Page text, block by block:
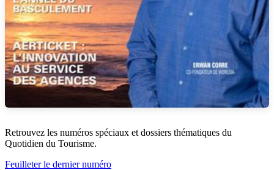
Retrouvez les numéros spéciaux et dossiers thématiques du
Quotidien du Tourisme.
Feuilleter le dernier numéro